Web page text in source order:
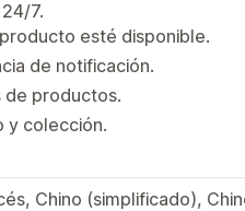
7.
esté disponible.
de notificación.
de productos.
y colección.
Chino (simplificado),